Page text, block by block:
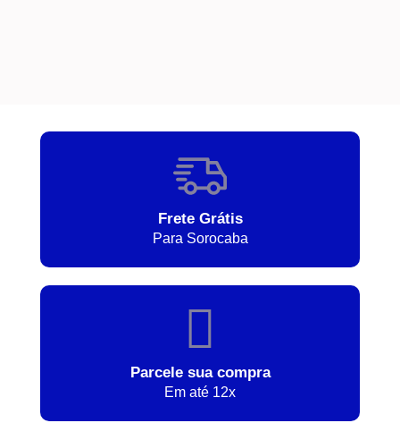
Frete Grátis
Para Sorocaba
Parcele sua compra
Em até 12x